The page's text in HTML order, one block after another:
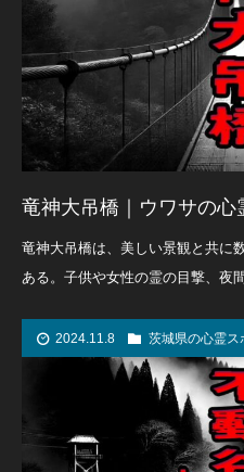
竜神大吊橋｜ウワサの心
竜神大吊橋は、美しい景観と共に
ある。子供や女性の霊の目撃、夜
2024.11.8 茨城県の心霊ス